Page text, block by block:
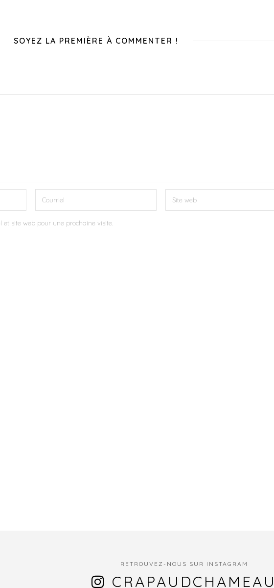
SOYEZ LA PREMIÈRE À COMMENTER !
et site web pour une prochaine visite.
RETROUVEZ-NOUS SUR INSTAGRAM
CRAPAUDCHAMEAU